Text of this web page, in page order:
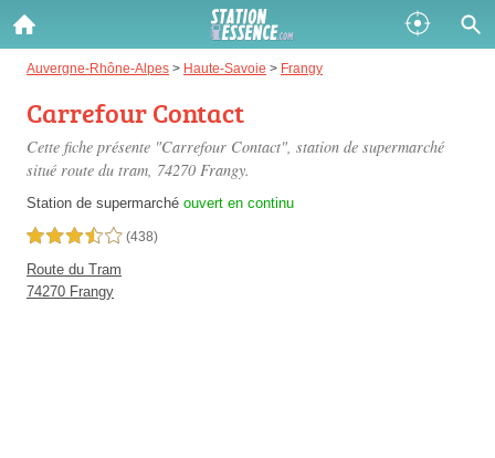
Auvergne-Rhône-Alpes > Haute-Savoie > Frangy
Carrefour Contact
Cette fiche présente "Carrefour Contact", station de supermarché
situé route du tram, 74270 Frangy.
Station de supermarché ouvert en continu
3,5 étoiles sur 5 (438)
Route du Tram
74270 Frangy
Gazole :
Disponible
SP 98 :
Disponible
SP 95 :